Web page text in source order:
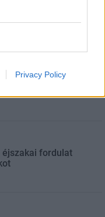
Privacy Policy
3-as turbinája is
az okosan működő
éjszakai fordulat